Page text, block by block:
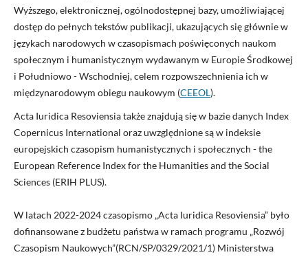
Wyższego, elektronicznej, ogólnodostępnej bazy, umożliwiającej
dostęp do pełnych tekstów publikacji, ukazujących się głównie w
językach narodowych w czasopismach poświęconych naukom
społecznym i humanistycznym wydawanym w Europie Środkowej
i Południowo - Wschodniej, celem rozpowszechnienia ich w
międzynarodowym obiegu naukowym (CEEOL).
Acta Iuridica Resoviensia także znajdują się w bazie danych Index
Copernicus International oraz uwzględnione są w indeksie
europejskich czasopism humanistycznych i społecznych - the
European Reference Index for the Humanities and the Social
Sciences (ERIH PLUS).
W latach 2022-2024 czasopismo „Acta Iuridica Resoviensia” było
dofinansowane z budżetu państwa w ramach programu „Rozwój
Czasopism Naukowych”(RCN/SP/0329/2021/1) Ministerstwa